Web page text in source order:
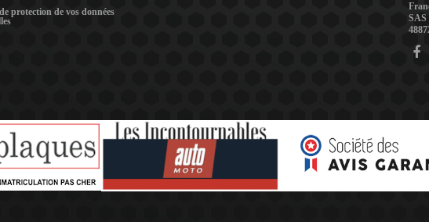
protection de vos données
SAS